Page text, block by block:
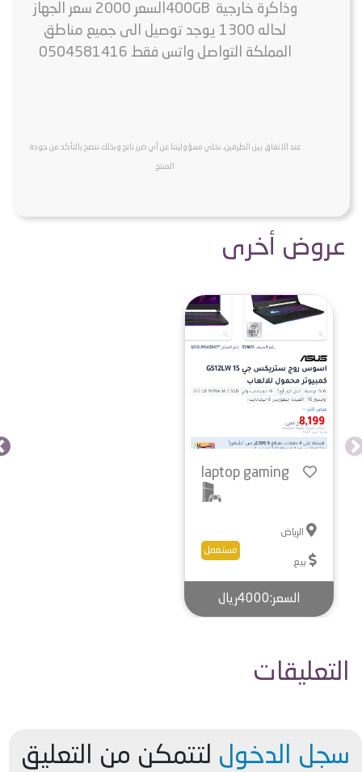
وذاكرة خارجية 400GB ‎السعر 2000 سعر الجهاز
لحاله 1300 يوجد توصيل الى جميع مناطق
المملكة التواصل واتس فقط 0504581416
عند الاتفاق بين الطرفين، نخلي مسؤوليتنا عن أي ضرر ناتج وبذلك ننصح بالتأكد من جودة
المنتج
عروض أخرى
laptop ‎gaming ‎
مستعمل
الرياض
السعر:4000ريال
التعليقات
سجل الدخول لتتمكن من التعليق